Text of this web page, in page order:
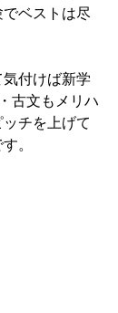
ベストは尽
付けば新学
古文もメリハ
チを上げて
。